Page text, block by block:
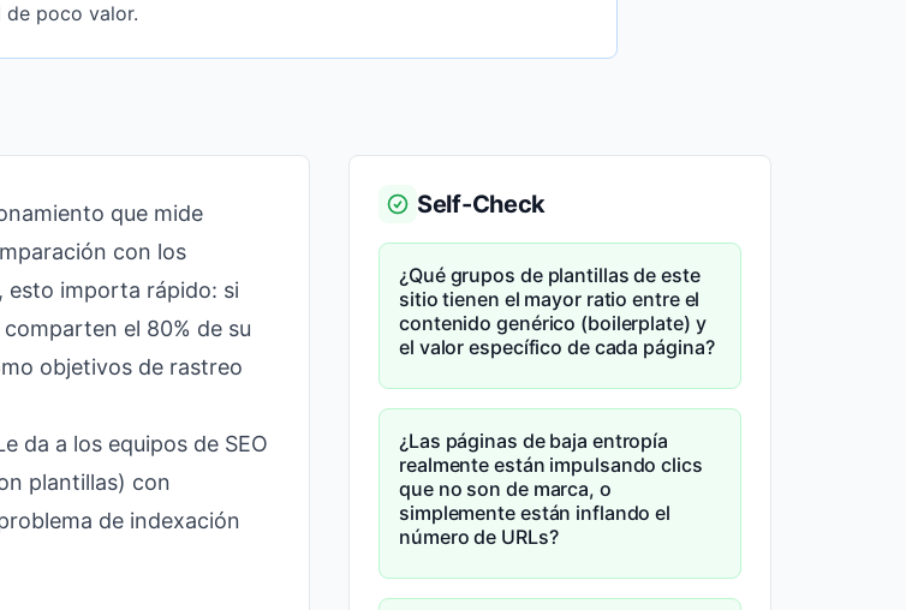
de poco valor.
que mide
con los
esto importa rápido: si
el 80% de su
objetivos de rastreo
da a los equipos de SEO
plantillas) con
de indexación
Self-Check
¿Qué grupos de plantillas de este
sitio tienen el mayor ratio entre el
contenido genérico (boilerplate) y
el valor específico de cada página?
¿Las páginas de baja entropía
realmente están impulsando clics
que no son de marca, o
simplemente están inflando el
número de URLs?